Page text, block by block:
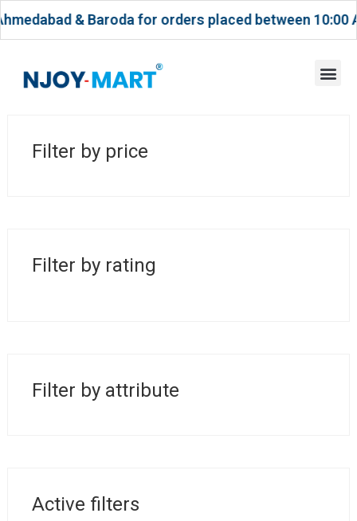
& Baroda for orders placed between 10:00 AM To
MAY 1, 2026
POST BY ACCOUNT TEAM
Zmienność w kontekście automatu Vox ma
zastosowaniom tego pojęcia w praktyce, co może
Filter by price
Filter by rating
Filter by attribute
Active filters